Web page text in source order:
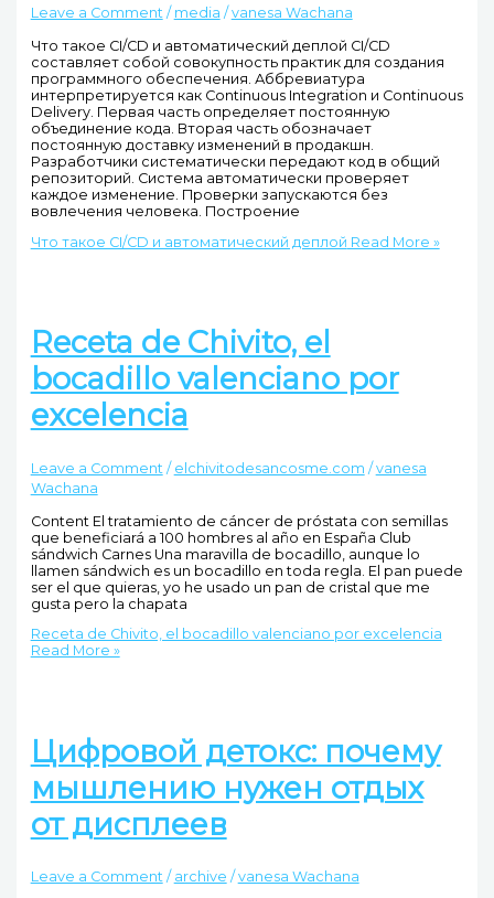
Leave a Comment / media / vanesa Wachana
Что такое CI/CD и автоматический деплой CI/CD
составляет собой совокупность практик для создания
программного обеспечения. Аббревиатура
интерпретируется как Continuous Integration и Continuous
Delivery. Первая часть определяет постоянную
объединение кода. Вторая часть обозначает
постоянную доставку изменений в продакшн.
Разработчики систематически передают код в общий
репозиторий. Система автоматически проверяет
каждое изменение. Проверки запускаются без
вовлечения человека. Построение
Что такое CI/CD и автоматический деплой Read More »
Receta de Chivito, el
bocadillo valenciano por
excelencia
Leave a Comment / elchivitodesancosme.com / vanesa
Wachana
Content El tratamiento de cáncer de próstata con semillas
que beneficiará a 100 hombres al año en España Club
sándwich Carnes Una maravilla de bocadillo, aunque lo
llamen sándwich es un bocadillo en toda regla. El pan puede
ser el que quieras, yo he usado un pan de cristal que me
gusta pero la chapata
Receta de Chivito, el bocadillo valenciano por excelencia
Read More »
Цифровой детокс: почему
мышлению нужен отдых
от дисплеев
Leave a Comment / archive / vanesa Wachana